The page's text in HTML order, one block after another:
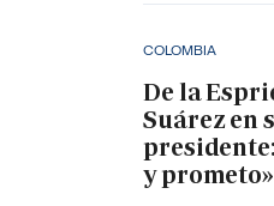
COLOMBIA
De la
Suárez en
y prometo»